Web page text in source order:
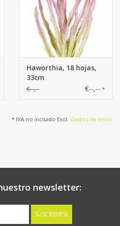
Haworthia, 18 hojas,
33cm
€--,-- €--,-- *
* IVA no incluido Excl. Gastos de envío
newsletter:
SUSCRIBIRSE